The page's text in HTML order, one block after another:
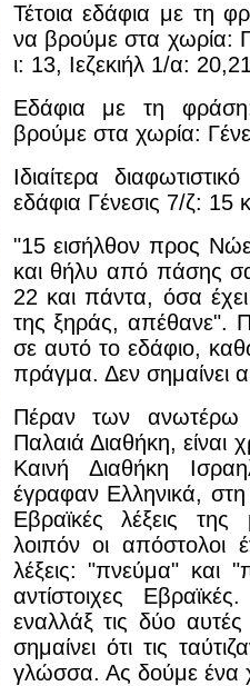
Τέτοια εδάφια με τη
να βρούμε στα χωρία:
ι: 13, Ιεζεκιήλ 1/α:
Εδάφια με τη
βρούμε στα χωρία:
Ιδιαίτερα
εδάφια Γένεσις 7/ζ: 15
"15 εισήλθον προς
και θήλυ από πάσης
22 και πάντα, όσα
της ξηράς, απέθανε".
σε αυτό το εδάφιο,
πράγμα. Δεν σημαίνει
Πέραν των
Παλαιά Διαθήκη, είναι
Καινή Διαθήκη
έγραφαν Ελληνικά, στη
Εβραϊκές λέξεις
λοιπόν οι απόστολοι
λέξεις: "πνεύμα" και
αντίστοιχες
εναλλάξ τις δύο
σημαίνει ότι τις
γλώσσα. Ας δούμε ένα